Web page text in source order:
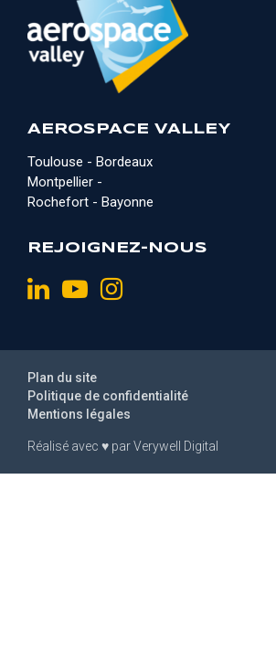
AEROSPACE VALLEY
Toulouse - Bordeaux
Montpellier -
Rochefort - Bayonne
REJOIGNEZ-NOUS
Réalisé avec ♥ parVerywell Digital
Mentions légales
Politique de confidentialité
Plan du site